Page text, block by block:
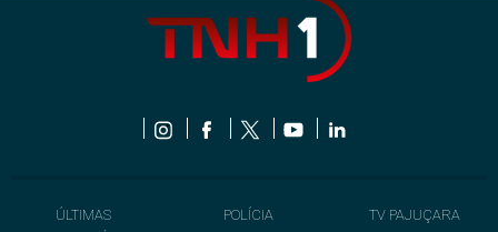
ÚLTIMAS
POLÍCIA
TV PAJUÇARA